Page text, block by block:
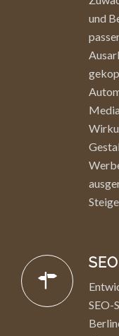
und
SEO-